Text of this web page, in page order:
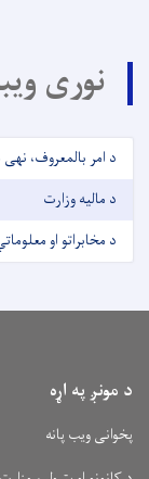
نوری
د امر بالمعروف، نهی
د مالیه وزارت
د مخابراتو او
د مونږ په اړه
پخوانی ویب پانه